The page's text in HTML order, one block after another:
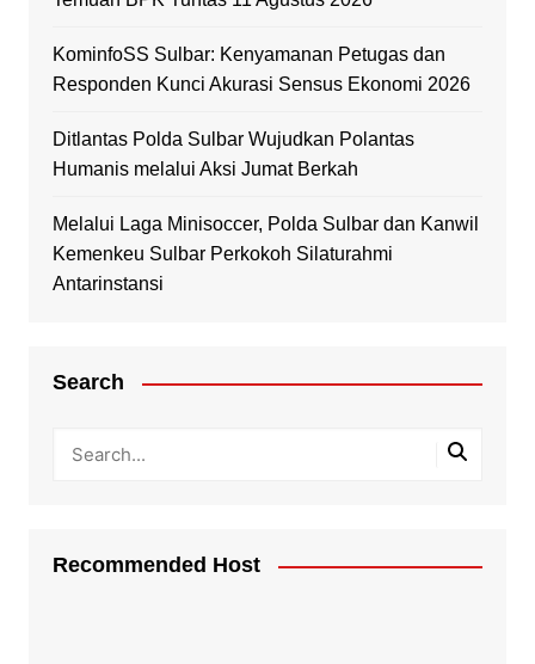
KominfoSS Sulbar: Kenyamanan Petugas dan
Responden Kunci Akurasi Sensus Ekonomi 2026
Ditlantas Polda Sulbar Wujudkan Polantas
Humanis melalui Aksi Jumat Berkah
Melalui Laga Minisoccer, Polda Sulbar dan Kanwil
Kemenkeu Sulbar Perkokoh Silaturahmi
Antarinstansi
Search
Recommended Host